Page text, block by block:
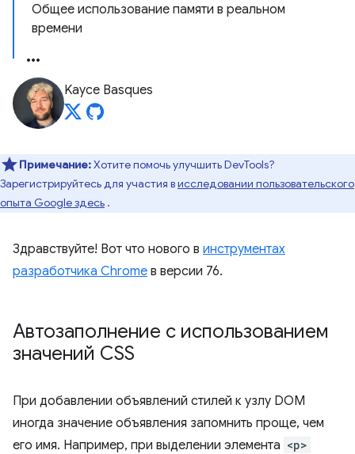
Общее использование памяти в реальном
времени
Kayce Basques
Примечание:Хотите помочь улучшить DevTools?
Зарегистрируйтесь для участия висследовании пользовательского
опыта Google здесь .
Здравствуйте! Вот что нового в инструментах
разработчика Chrome в версии 76.
Автозаполнение с использованием
значений CSS
При добавлении объявлений стилей к узлу DOM
иногда значение объявления запомнить проще, чем
его имя. Например, при выделении элемента <p>